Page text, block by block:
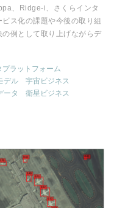
、Ridge-i、さくらインタ
ス化の課題や今後の取り組
例として取り上げながらデ
プラットフォーム
デル
宇宙ビジネス
ータ
衛星ビジネス